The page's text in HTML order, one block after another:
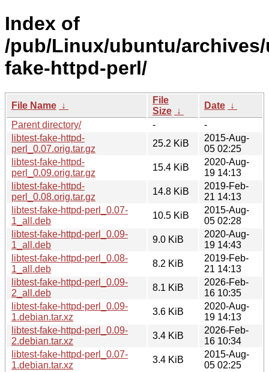
Index of
/pub/Linux/ubuntu/
fake-httpd-perl/
File Name ↓
File
Size ↓
Date ↓
Parent directory/
-
-
libtest-fake-httpd-
perl_0.07.orig.tar.gz
25.2 KiB
2015-Aug-
05 02:25
libtest-fake-httpd-
perl_0.09.orig.tar.gz
15.4 KiB
2020-Aug-
19 14:13
libtest-fake-httpd-
perl_0.08.orig.tar.gz
14.8 KiB
2019-Feb-
21 14:13
libtest-fake-httpd-perl_0.07-
1_all.deb
10.5 KiB
2015-Aug-
05 02:28
libtest-fake-httpd-perl_0.09-
1_all.deb
9.0 KiB
2020-Aug-
19 14:43
libtest-fake-httpd-perl_0.08-
1_all.deb
8.2 KiB
2019-Feb-
21 14:13
libtest-fake-httpd-perl_0.09-
2_all.deb
8.1 KiB
2026-Feb-
16 10:35
libtest-fake-httpd-perl_0.09-
1.debian.tar.xz
3.6 KiB
2020-Aug-
19 14:13
libtest-fake-httpd-perl_0.09-
2.debian.tar.xz
3.4 KiB
2026-Feb-
16 10:34
libtest-fake-httpd-perl_0.07-
1.debian.tar.xz
3.4 KiB
2015-Aug-
05 02:25